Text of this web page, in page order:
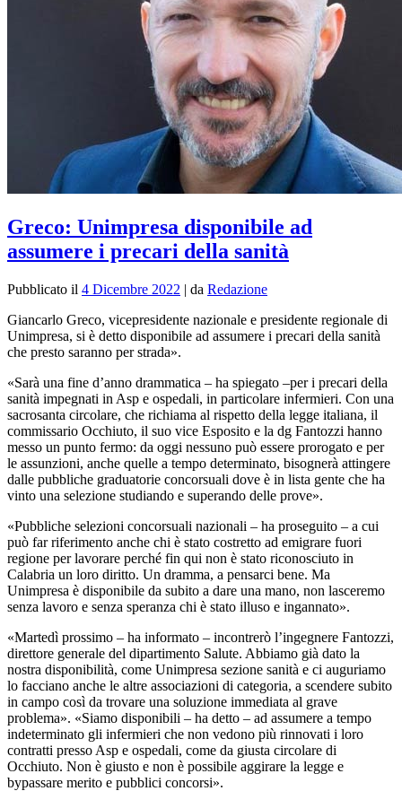
Greco: Unimpresa disponibile ad
assumere i precari della sanità
Pubblicato il 4 Dicembre 2022 | da Redazione
Giancarlo Greco, vicepresidente nazionale e presidente regionale di
Unimpresa, si è detto disponibile ad assumere i precari della sanità
che presto saranno per strada».
«Sarà una fine d’anno drammatica – ha spiegato –per i precari della
sanità impegnati in Asp e ospedali, in particolare infermieri. Con una
sacrosanta circolare, che richiama al rispetto della legge italiana, il
commissario Occhiuto, il suo vice Esposito e la dg Fantozzi hanno
messo un punto fermo: da oggi nessuno può essere prorogato e per
le assunzioni, anche quelle a tempo determinato, bisognerà attingere
dalle pubbliche graduatorie concorsuali dove è in lista gente che ha
vinto una selezione studiando e superando delle prove».
«Pubbliche selezioni concorsuali nazionali – ha proseguito – a cui
può far riferimento anche chi è stato costretto ad emigrare fuori
regione per lavorare perché fin qui non è stato riconosciuto in
Calabria un loro diritto. Un dramma, a pensarci bene. Ma
Unimpresa è disponibile da subito a dare una mano, non lasceremo
senza lavoro e senza speranza chi è stato illuso e ingannato».
«Martedì prossimo – ha informato – incontrerò l’ingegnere Fantozzi,
direttore generale del dipartimento Salute. Abbiamo già dato la
nostra disponibilità, come Unimpresa sezione sanità e ci auguriamo
lo facciano anche le altre associazioni di categoria, a scendere subito
in campo così da trovare una soluzione immediata al grave
problema». «Siamo disponibili – ha detto – ad assumere a tempo
indeterminato gli infermieri che non vedono più rinnovati i loro
contratti presso Asp e ospedali, come da giusta circolare di
Occhiuto. Non è giusto e non è possibile aggirare la legge e
bypassare merito e pubblici concorsi».